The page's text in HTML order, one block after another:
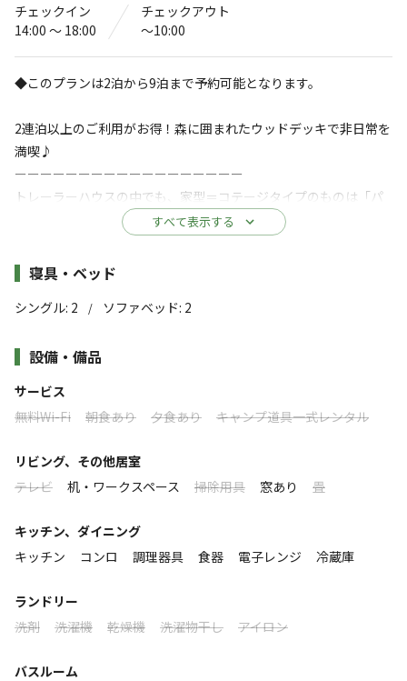
チェックイン
14:00 〜 18:00
チェックアウト
〜10:00
◆このプランは2泊から9泊まで予約可能となります。
2連泊以上のご利用がお得！森に囲まれたウッドデッキで非日常を
満喫♪
ーーーーーーーーーーーーーーーーーー
トレーラーハウスの中でも、家型＝コテージタイプのものは「パ
ーク･トレーラー」と呼ばれています。
主寝室はツインベッドです。 西側に面した主寝室は落葉樹に囲ま
れているので、柔らかな日差しが差し込みます。
※ご注意※
せん。ご持参いただけますようお願いいたします。
・パークコテージはバスタブ付きのお風呂ですが、コンパクトな
サイズのため高めの段差があります。
湯」（各￥500／3時間）がありますので、ゆったり温泉に、とい
う方にお薦めしています。
すべて表示する
施設詳細
寝具・ベッド
シングル: 2 / ソファベッド: 2
設備・備品
サービス
無料Wi-Fi
朝食あり 夕食あり キャンプ道具一式レンタル
リビング、その他居室
テレビ
机・ワークスペース 掃除用具 窓あり 畳
キッチン、ダイニング
キッチン
コンロ 調理器具 食器 電子レンジ 冷蔵庫
ランドリー
洗剤
洗濯機 乾燥機 洗濯物干し アイロン
バスルーム
水洗トイレ
給湯設備 コインランドリー
駐車場
※詳しくは「キャンプ場情報」をご確認ください。
５千坪の森に全５棟のトレーラーハウス、コテ
ージだけが点在する自然豊かな空間。全棟が専
用ドッグガーデンに直結。 360度 森に囲まれた
め。 各棟が独立、完全プライベートな空間でリ
２つのステージ
■プレミアム・コテージ
休日こそアウトドアで優雅に過ごす２棟
●プレミアムコテージＥａｓｔ
アウトドアを気軽に楽しむ３棟
●カジュアル・コテージ
●コーチマン
標高